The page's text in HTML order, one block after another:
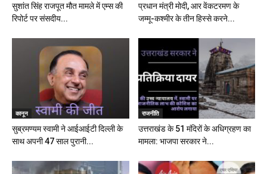
सुशांत सिंह राजपूत मौत मामले में एम्स की
रिपोर्ट पर संसदीय...
प्रधान मंत्री मोदी, आर वेंकटरमण के
जम्मू-कश्मीर के तीन हिस्से करने...
कानून
सुब्रमण्यम स्वामी ने आईआईटी दिल्ली के
साथ अपनी 47 साल पुरानी...
राजनीति
उत्तराखंड के 51 मंदिरों के अधिग्रहण का
मामला: भाजपा सरकार ने...